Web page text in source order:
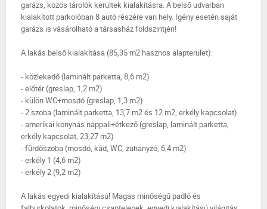
garázs, közös tárolók kerültek kialakításra. A belső udvarban
kialakított parkolóban 8 autó részére van hely. Igény esetén saját
garázs is vásárolható a társasház földszintjén!
A lakás belső kialakítása (85,35 m2 hasznos alapterület):
- közlekedő (laminált parketta, 8,6 m2)
- előtér (greslap, 1,2 m2)
- külön WC+mosdó (greslap, 1,3 m2)
- 2 szoba (laminált parketta, 13,7 m2 és 12 m2, erkély kapcsolat)
- amerikai konyhás nappali+étkező (greslap, laminált parketta,
erkély kapcsolat, 23,27 m2)
- fürdőszoba (mosdó, kád, WC, zuhanyzó, 6,4 m2)
- erkély 1 (4,6 m2)
- erkély 2 (9,2 m2)
A lakás egyedi kialakítású! Magas minőségű padló és